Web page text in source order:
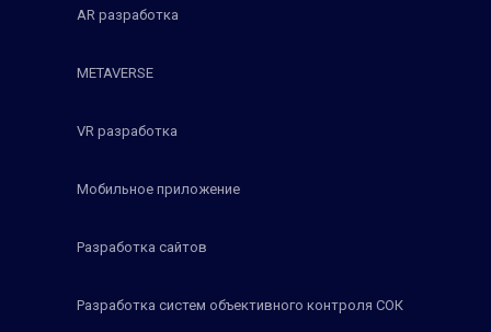
AR разработка
METAVERSE
VR разработка
Мобильное приложение
Разработка сайтов
Разработка систем объективного контроля СОК